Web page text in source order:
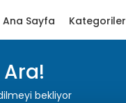
Ana Sayfa Kategoriler
bekliyor